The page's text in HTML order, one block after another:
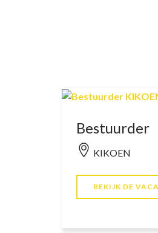
Bestuurder
KIKOEN
BEKIJK DE